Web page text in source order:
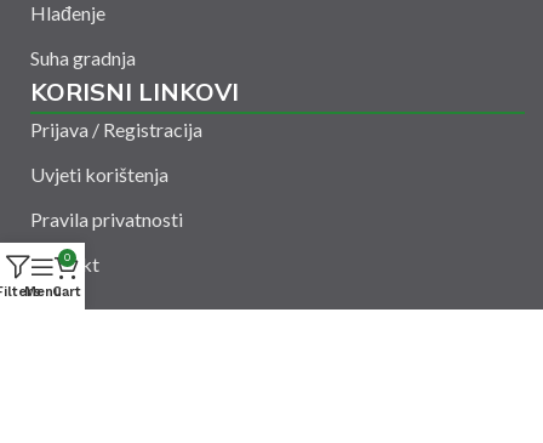
Hlađenje
Suha gradnja
KORISNI LINKOVI
Prijava / Registracija
Uvjeti korištenja
Pravila privatnosti
Kontakt
Menu
0
Cart